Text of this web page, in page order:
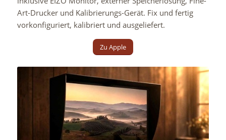
Art-Drucker und Kalibrierungs-Gerät. Fix und fertig
vorkonfiguriert, kalibriert und ausgeliefert.
Zu Apple